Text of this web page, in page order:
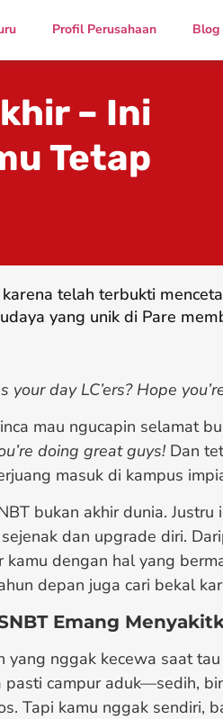
Profil Perusahaan Blog
– Ini
Tetap
telah terbukti
yang unik di Pare
your day LC’ers? Hope
mau ngucapin selamat
doing great guys!Dan
masuk di kampus
bukan akhir dunia.
dan upgrade diri.
kamu dengan hal yang
depan juga cari bekal
Emang
yang nggak kecewa saat
pasti campur aduk—sedih,
Tapi kamu nggak sendiri,